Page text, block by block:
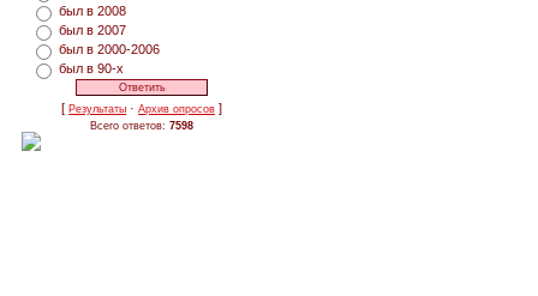
был в 2008
был в 2007
был в 2000-2006
был в 90-х
[Результаты ·Архив опросов ]
Всего ответов:7598